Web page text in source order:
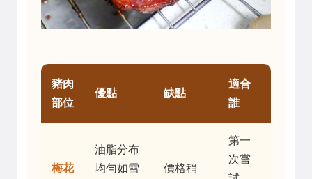
豬肉
部位
優點 缺點
適合
誰
梅花
油脂分布
均勻如雪
價格稍
第一
次嘗